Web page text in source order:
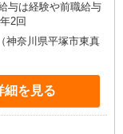
2回
神奈川県平塚市東真
細を見る